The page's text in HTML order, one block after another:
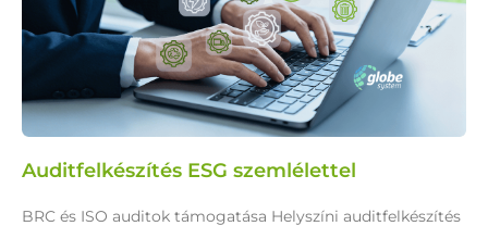
Auditfelkészítés ESG szemlélettel
BRC és ISO auditok támogatása Helyszíni auditfelkészítés